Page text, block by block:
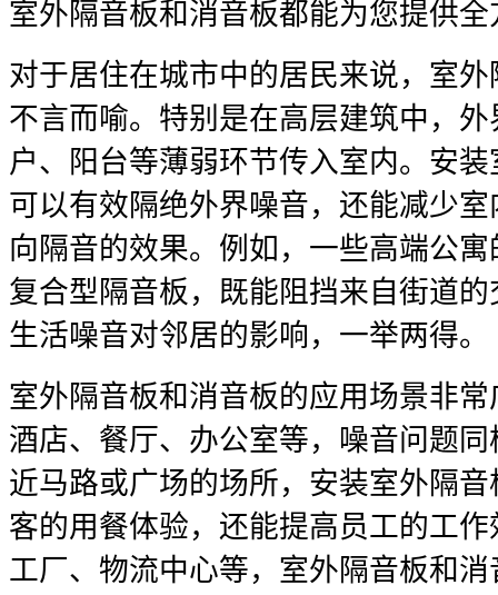
室外隔音板和消音板都能为您提供
对于居住在城市中的居民来说，室
不言而喻。特别是在高层建筑中，
户、阳台等薄弱环节传入室内。安
可以有效隔绝外界噪音，还能减少
向隔音的效果。例如，一些高端公
复合型隔音板，既能阻挡来自街道
生活噪音对邻居的影响，一举两得。
室外隔音板和消音板的应用场景非
酒店、餐厅、办公室等，噪音问题
近马路或广场的场所，安装室外隔
客的用餐体验，还能提高员工的工
工厂、物流中心等，室外隔音板和